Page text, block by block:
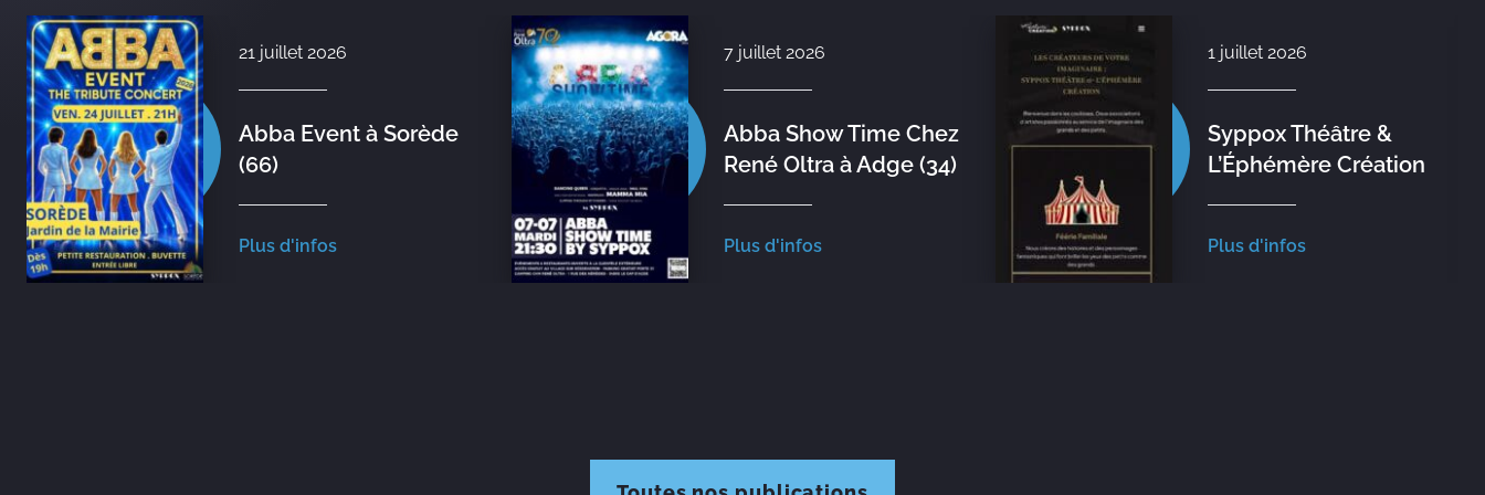
21 juillet 2026
Abba Event à Sorède
(66)
Plus d'infos
7 juillet 2026
Abba Show Time Chez
René Oltra à Adge (34)
Plus d'infos
1 juillet 2026
Syppox Théâtre &
L’Éphémère Création
Plus d'infos